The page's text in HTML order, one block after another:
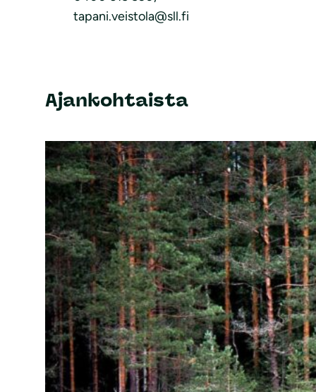
tapani.veistola@sll.fi
Ajankohtaista